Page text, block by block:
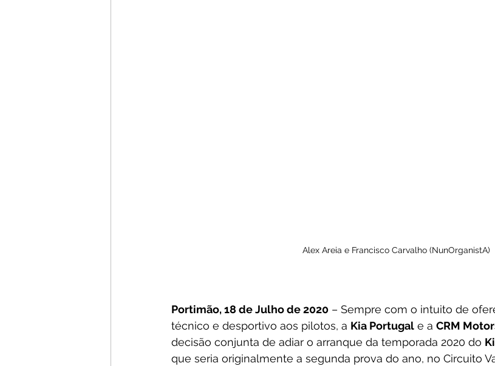
Alex Areia e Francisco Carvalho (NunOrganistA)
Portimão, 18 de Julho de 2020 – Sempre com o intuito de
técnico e desportivo aos pilotos, a Kia Portugal e a CRM
decisão conjunta de adiar o arranque da temporada 2020 do
que seria originalmente a segunda prova do ano, no Circuito